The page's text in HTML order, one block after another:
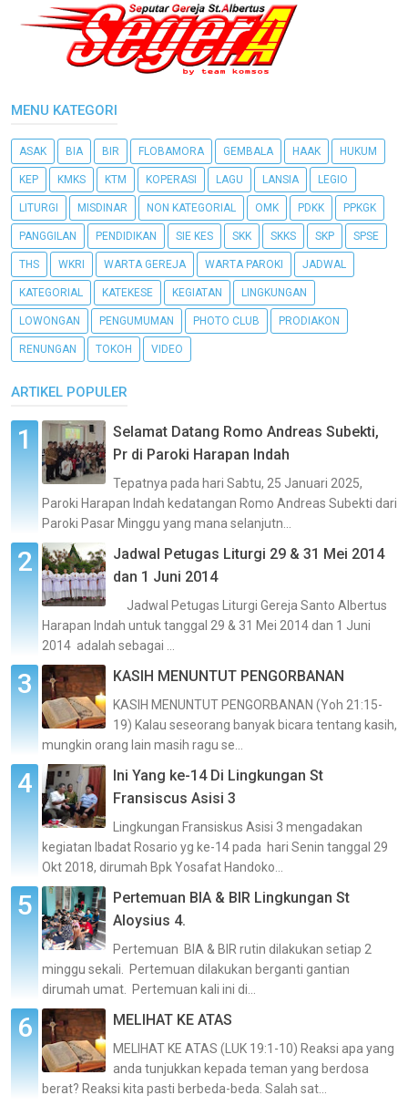
MENU KATEGORI
ASAK BIA BIR FLOBAMORA GEMBALA HAAK HUKUM
KEP KMKS KTM KOPERASI LAGU LANSIA LEGIO
LITURGI MISDINAR NON KATEGORIAL OMK PDKK PPKGK
PANGGILAN PENDIDIKAN SIE KES SKK SKKS SKP SPSE
THS WKRI WARTA GEREJA WARTA PAROKI JADWAL
KATEGORIAL KATEKESE KEGIATAN LINGKUNGAN
LOWONGAN PENGUMUMAN PHOTO CLUB PRODIAKON
RENUNGAN TOKOH VIDEO
ARTIKEL POPULER
Selamat Datang Romo Andreas Subekti,
Pr di Paroki Harapan Indah
Tepatnya pada hari Sabtu, 25 Januari 2025,
Paroki Harapan Indah kedatangan Romo Andreas Subekti dari
Paroki Pasar Minggu yang mana selanjutn...
Jadwal Petugas Liturgi 29 & 31 Mei 2014
dan 1 Juni 2014
Jadwal Petugas Liturgi Gereja Santo Albertus
Harapan Indah untuk tanggal 29 & 31 Mei 2014 dan 1 Juni
2014 adalah sebagai ...
KASIH MENUNTUT PENGORBANAN
KASIH MENUNTUT PENGORBANAN (Yoh 21:15-
19) Kalau seseorang banyak bicara tentang kasih,
mungkin orang lain masih ragu se...
Ini Yang ke-14 Di Lingkungan St
Fransiscus Asisi 3
Lingkungan Fransiskus Asisi 3 mengadakan
kegiatan Ibadat Rosario yg ke-14 pada hari Senin tanggal 29
Okt 2018, dirumah Bpk Yosafat Handoko...
Pertemuan BIA & BIR Lingkungan St
Aloysius 4.
Pertemuan BIA & BIR rutin dilakukan setiap 2
minggu sekali. Pertemuan dilakukan berganti gantian
dirumah umat. Pertemuan kali ini di...
MELIHAT KE ATAS
MELIHAT KE ATAS (LUK 19:1-10) Reaksi apa yang
anda tunjukkan kepada teman yang berdosa
berat? Reaksi kita pasti berbeda-beda. Salah sat...